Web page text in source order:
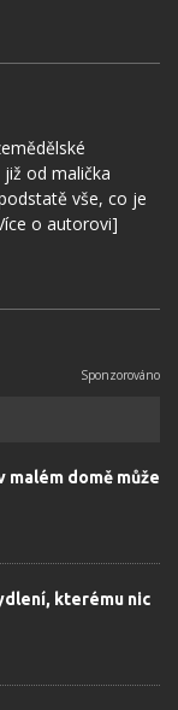
od malička
vše, co je
o autorovi]
malém domě může
kterému nic